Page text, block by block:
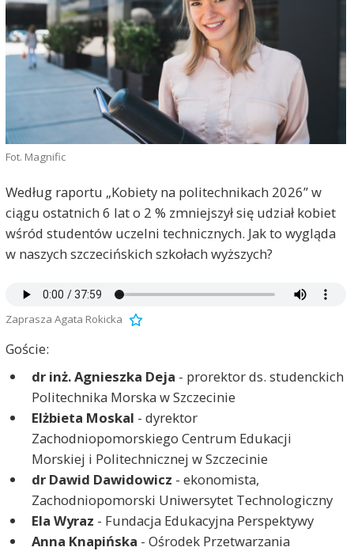
Fot. Magnific
Według raportu „Kobiety na politechnikach 2026” w
ciągu ostatnich 6 lat o 2 % zmniejszył się udział kobiet
wśród studentów uczelni technicznych. Jak to wygląda
w naszych szczecińskich szkołach wyższych?
Zaprasza Agata Rokicka
Goście:
dr inż. Agnieszka Deja - prorektor ds. studenckich
Politechnika Morska w Szczecinie
Elżbieta Moskal - dyrektor
Zachodniopomorskiego Centrum Edukacji
Morskiej i Politechnicznej w Szczecinie
dr Dawid Dawidowicz - ekonomista,
Zachodniopomorski Uniwersytet Technologiczny
Ela Wyraz - Fundacja Edukacyjna Perspektywy
Anna Knapińska - Ośrodek Przetwarzania